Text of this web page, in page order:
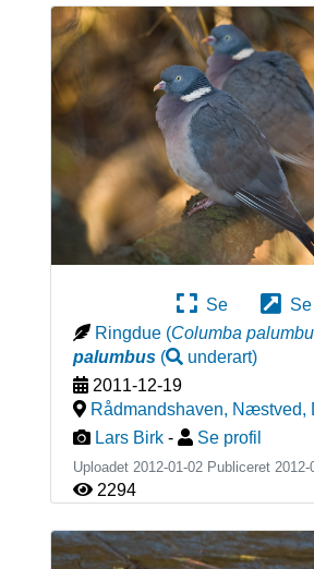
Se
Ringdue (Columba
palumbus( underart)
2011-12-19
Rådmandshaven, Næstved,
Lars Birk - Se profil
Uploadet 2012-01-02 Publiceret 2012-
2294